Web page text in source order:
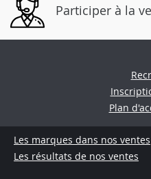
Participer à la
Plan
Les marques dans nos ventes
Les résultats de nos ventes